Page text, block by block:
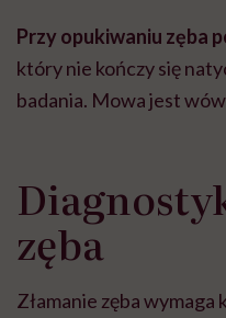
Przy opukiwaniu zęba
który nie kończy się
badania. Mowa jest
zęba
Złamanie zęba